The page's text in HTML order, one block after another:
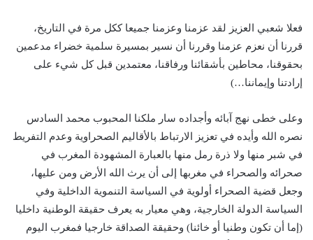
فعلا شعبي العزيز لقد عزمنا وعزمنا جميعا ككل مرة في التاريخ،
قررنا أن نعزم عزمنا وقررنا أن نسير بمسيرة سلمية خضراء مدعمين
بحقوقنا، محاطين بأشقائنا ورفاقنا، معتمدين قبل كل شيء على
إرادتنا وإيماننا…)
وعلى خطى نهج آبائه وأجداده سار ملكنا المحبوب محمد السادس
نصره الله وأيده في تعزيز الارتباط بالأقاليم الصحراوية وعدم التفريط
في شبر منها ولا ذرة رمل منها بالعبارة المشهودة المغرب في
صحرائه والصحراء في مغربها إلى أن يرث الله الأرض ومن عليها،
وجعل قضية الصحراء أولوية في السياسة التنموية الداخلية وفي
السياسة الدولة الخارجية، وهي معيار به يعرف حقيقة الوطنية داخليا
(إما أن تكون وطنيا أو خائنا) وحقيقة الصداقة خارجيا فمغرب اليوم